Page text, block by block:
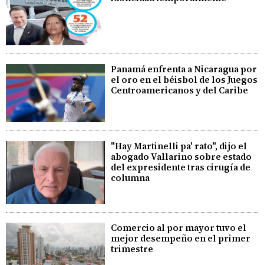
Panamá enfrenta a Nicaragua por
el oro en el béisbol de los Juegos
Centroamericanos y del Caribe
"Hay Martinelli pa' rato", dijo el
abogado Vallarino sobre estado
del expresidente tras cirugía de
columna
Comercio al por mayor tuvo el
mejor desempeño en el primer
trimestre